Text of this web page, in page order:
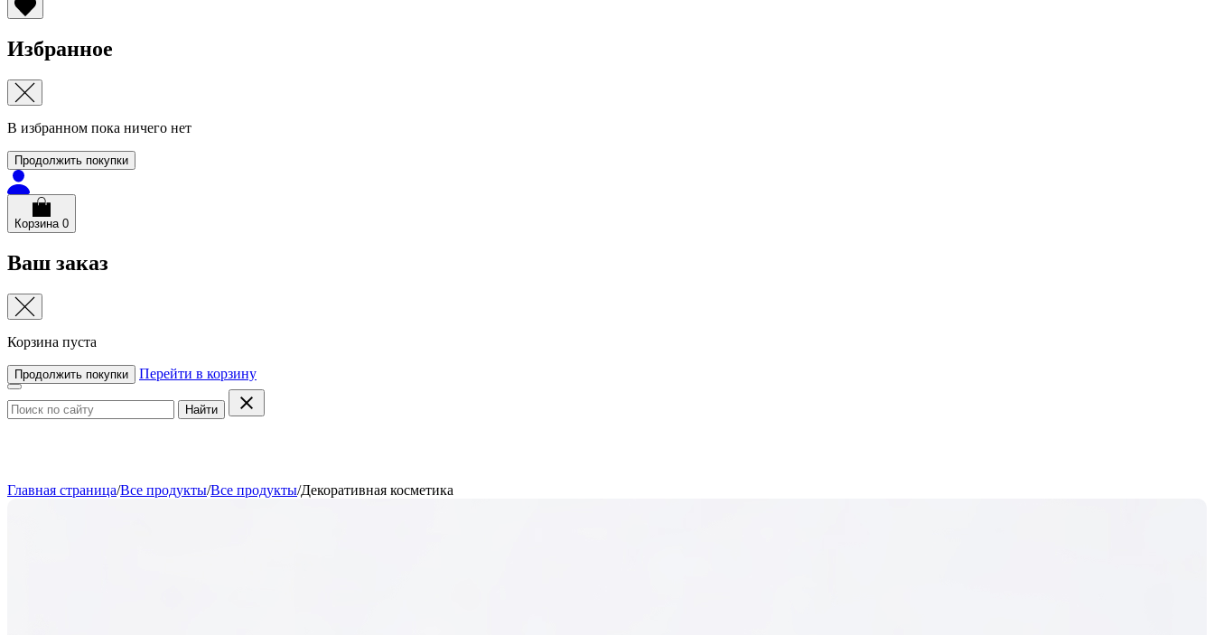
Избранное
В избранном пока ничего нет
Продолжить покупки
Корзина 0
Ваш заказ
Корзина пуста
Продолжить покупки Перейти в корзину
Найти
Главная страница/Все продукты/Все продукты/Декоративная косметика